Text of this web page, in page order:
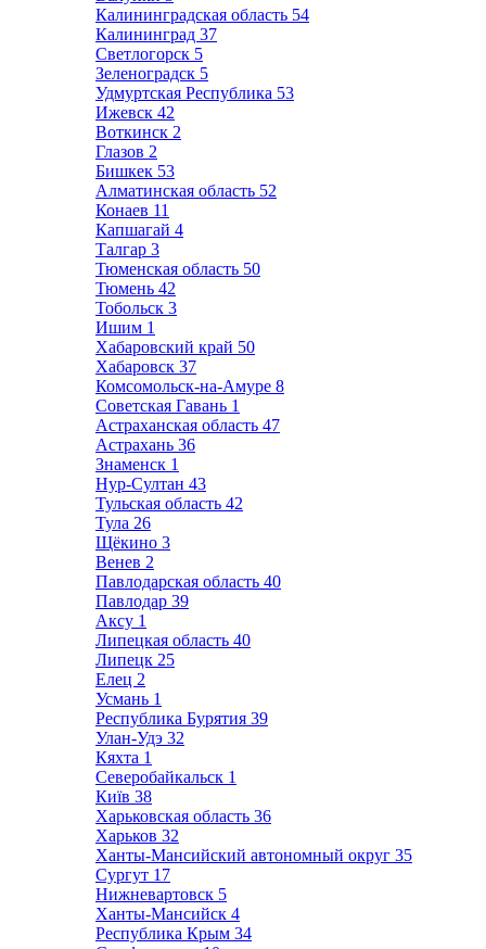
Калининградская область 54
Калининград 37
Светлогорск 5
Зеленоградск 5
Удмуртская Республика 53
Ижевск 42
Воткинск 2
Глазов 2
Бишкек 53
Алматинская область 52
Конаев 11
Капшагай 4
Талгар 3
Тюменская область 50
Тюмень 42
Тобольск 3
Ишим 1
Хабаровский край 50
Хабаровск 37
Комсомольск-на-Амуре 8
Советская Гавань 1
Астраханская область 47
Астрахань 36
Знаменск 1
Нур-Султан 43
Тульская область 42
Тула 26
Щёкино 3
Венев 2
Павлодарская область 40
Павлодар 39
Аксу 1
Липецкая область 40
Липецк 25
Елец 2
Усмань 1
Республика Бурятия 39
Улан-Удэ 32
Кяхта 1
Северобайкальск 1
Київ 38
Харьковская область 36
Харьков 32
Ханты-Мансийский автономный округ 35
Сургут 17
Нижневартовск 5
Ханты-Мансийск 4
Республика Крым 34